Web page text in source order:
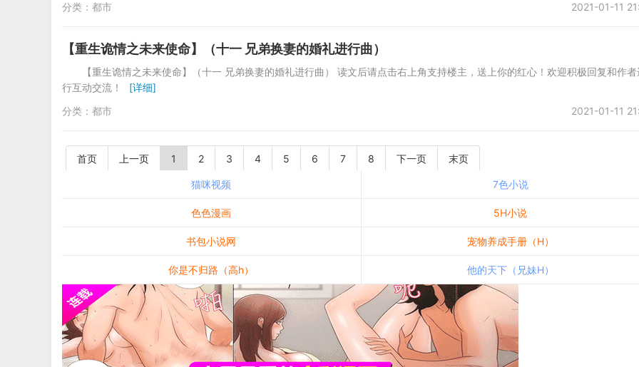
2021-01-11
分类： 都市
【重生诡情之未来使命】（十一 兄弟换妻的婚礼进行曲）
【重生诡情之未来使命】（十一 兄弟换妻的婚礼进行曲） 读文后请点击右上角支持楼主，送上你的红心！欢迎积极回复和作者
行互动交流！
[详细]
2021-01-11
分类： 都市
首页 上一页 1 2 3 4 5 6 7 8 下一页 末页
猫咪视频 7色小说
色色漫画 5H小说
书包小说网 宠物养成手册（H）
你是不归路（高h） 他的天下（兄妹H）